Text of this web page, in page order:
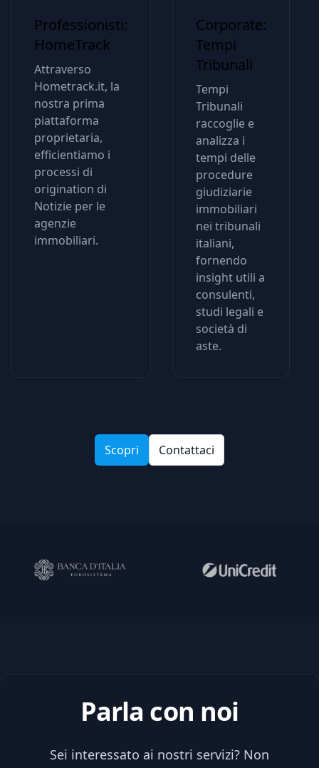
Professionisti:
HomeTrack
Attraverso
Hometrack.it, la
nostra prima
piattaforma
proprietaria,
efficientiamo i
processi di
origination di
Notizie per le
agenzie
immobiliari.
Corporate:
Tempi
Tribunali
Tempi
Tribunali
raccoglie e
analizza i
tempi delle
procedure
giudiziarie
immobiliari
nei tribunali
italiani,
fornendo
insight utili a
consulenti,
studi legali e
società di
aste.
Scopri Contattaci
Parla con noi
Sei interessato ai nostri servizi? Non